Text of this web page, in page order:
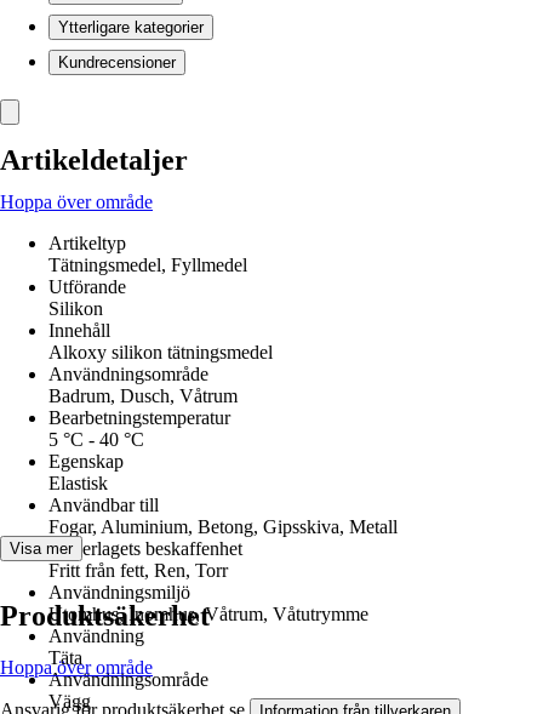
Ytterligare kategorier
Kundrecensioner
Artikeldetaljer
Hoppa över område
Artikeltyp
Tätningsmedel, Fyllmedel
Utförande
Silikon
Innehåll
Alkoxy silikon tätningsmedel
Användningsområde
Badrum, Dusch, Våtrum
Bearbetningstemperatur
5 °C - 40 °C
Egenskap
Elastisk
Användbar till
Fogar, Aluminium, Betong, Gipsskiva, Metall
Underlagets beskaffenhet
Fritt från fett, Ren, Torr
Användningsmiljö
Utomhus, Inomhus, Våtrum, Våtutrymme
Användning
Täta
Användningsområde
Vägg
Visa mer
Produktsäkerhet
Hoppa över område
Ansvarig för produktsäkerhet se